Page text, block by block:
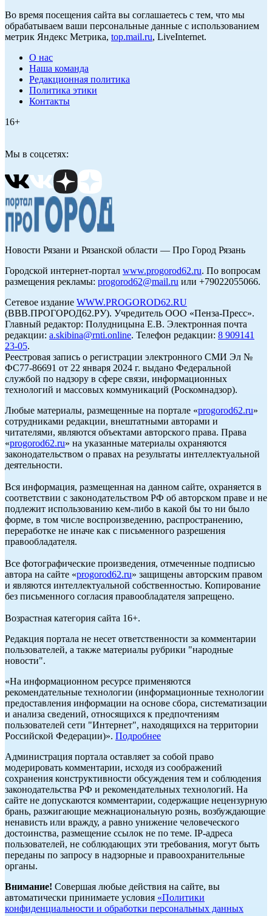
Во время посещения сайта вы соглашаетесь с тем, что мы
обрабатываем ваши персональные данные с использованием
метрик Яндекс Метрика, top.mail.ru, LiveInternet.
О нас
Наша команда
Редакционная политика
Политика этики
Контакты
16+
Мы в соцсетях:
Новости Рязани и Рязанской области — Про Город Рязань
Городской интернет-портал www.progorod62.ru. По вопросам
размещения рекламы: progorod62@mail.ru или +79022055066.
Сетевое издание WWW.PROGOROD62.RU
(ВВВ.ПРОГОРОД62.РУ). Учредитель ООО «Пенза-Пресс».
Главный редактор: Полудницына Е.В. Электронная почта
редакции: a.skibina@rnti.online. Телефон редакции: 8 909141
23-05.
Реестровая запись о регистрации электронного СМИ Эл №
ФС77-86691 от 22 января 2024 г. выдано Федеральной
службой по надзору в сфере связи, информационных
технологий и массовых коммуникаций (Роскомнадзор).
Любые материалы, размещенные на портале «progorod62.ru»
сотрудниками редакции, внештатными авторами и
читателями, являются объектами авторского права. Права
«progorod62.ru» на указанные материалы охраняются
законодательством о правах на результаты интеллектуальной
деятельности.
Вся информация, размещенная на данном сайте, охраняется в
соответствии с законодательством РФ об авторском праве и не
подлежит использованию кем-либо в какой бы то ни было
форме, в том числе воспроизведению, распространению,
переработке не иначе как с письменного разрешения
правообладателя.
Все фотографические произведения, отмеченные подписью
автора на сайте «progorod62.ru» защищены авторским правом
и являются интеллектуальной собственностью. Копирование
без письменного согласия правообладателя запрещено.
Возрастная категория сайта 16+.
Редакция портала не несет ответственности за комментарии
пользователей, а также материалы рубрики "народные
новости".
«На информационном ресурсе применяются
рекомендательные технологии (информационные технологии
предоставления информации на основе сбора, систематизации
и анализа сведений, относящихся к предпочтениям
пользователей сети "Интернет", находящихся на территории
Российской Федерации)». Подробнее
Администрация портала оставляет за собой право
модерировать комментарии, исходя из соображений
сохранения конструктивности обсуждения тем и соблюдения
законодательства РФ и рекомендательных технологий. На
сайте не допускаются комментарии, содержащие нецензурную
брань, разжигающие межнациональную рознь, возбуждающие
ненависть или вражду, а равно унижение человеческого
достоинства, размещение ссылок не по теме. IP-адреса
пользователей, не соблюдающих эти требования, могут быть
переданы по запросу в надзорные и правоохранительные
органы.
Внимание! Совершая любые действия на сайте, вы
автоматически принимаете условия «Политики
конфиденциальности и обработки персональных данных